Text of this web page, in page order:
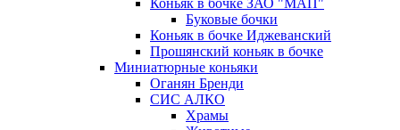
Коньяк в бочке ЗАО "МАП"
Буковые бочки
Коньяк в бочке Иджеванский
Прошянский коньяк в бочке
Миниатюрные коньяки
Оганян Бренди
СИС АЛКО
Храмы